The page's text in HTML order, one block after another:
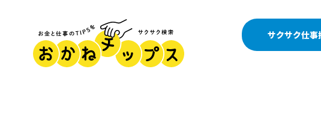
サクサク仕事